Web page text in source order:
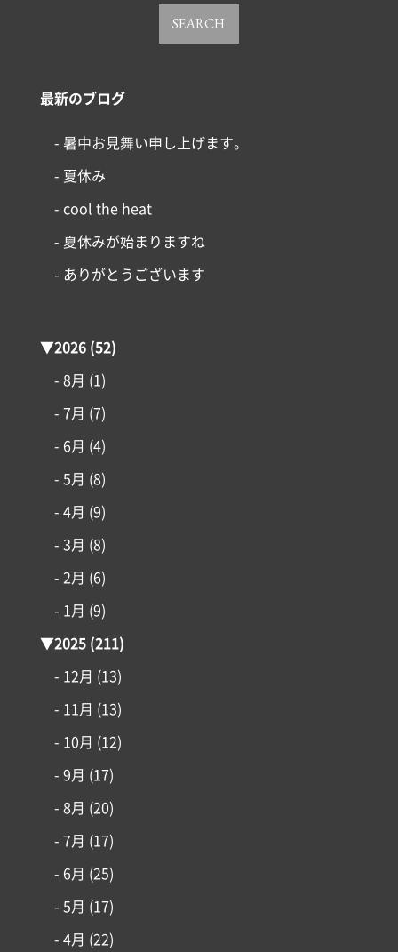
コンセプト
はじめての家づくり
アイフルホームについて
リフォーム・リノベーション
インフォメーション
SEARCH
最新のブログ
- 暑中お見舞い申し上げます。
- 夏休み
- cool the heat
- 夏休みが始まりますね
- ありがとうございます
▼2026(52)
- 8月 (1)
- 7月 (7)
- 6月 (4)
- 5月 (8)
- 4月 (9)
- 3月 (8)
- 2月 (6)
- 1月 (9)
▼2025(211)
- 12月 (13)
- 11月 (13)
- 10月 (12)
- 9月 (17)
- 8月 (20)
- 7月 (17)
- 6月 (25)
- 5月 (17)
- 4月 (22)